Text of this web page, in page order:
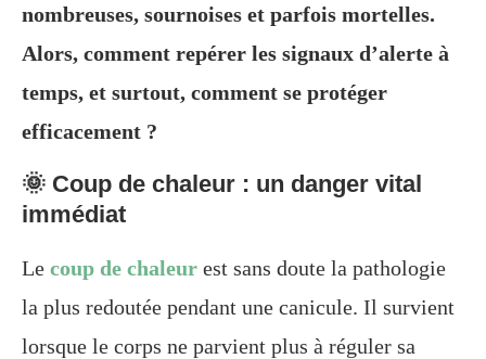
nombreuses, sournoises et parfois mortelles.
Alors, comment repérer les signaux d’alerte à
temps, et surtout, comment se protéger
efficacement ?
🌞 Coup de chaleur : un danger vital
immédiat
Le coup de chaleur est sans doute la pathologie
la plus redoutée pendant une canicule. Il survient
lorsque le corps ne parvient plus à réguler sa